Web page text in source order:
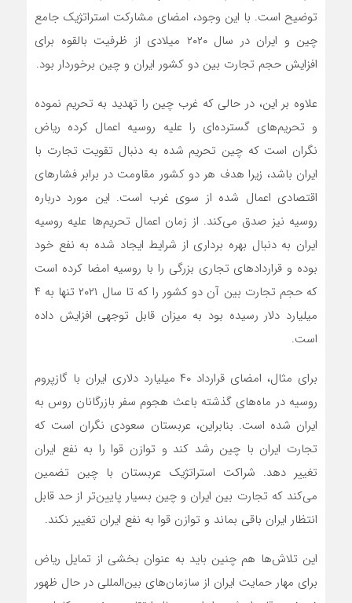
توضیح است. با این وجود، امضای مشارکت استراتژیک جامع
چین و ایران در سال ۲۰۲۰ میلادی از ظرفیت بالقوه برای
افزایش حجم تجارت بین دو کشور ایران و چین برخوردار بود.
علاوه بر این، در حالی که غرب چین را تهدید به تحریم نموده
و تحریم‌های گسترده‌ای را علیه روسیه اعمال کرده ریاض
نگران است که چین تحریم شده به دنبال تقویت تجارت با
ایران باشد، زیرا هدف هر دو کشور مقاومت در برابر فشار‌های
اقتصادی اعمال شده از سوی غرب است. این مورد درباره
روسیه نیز صدق می‌کند. از زمان اعمال تحریم‌ها علیه روسیه
ایران به دنبال بهره برداری از شرایط ایجاد شده به نفع خود
بوده و قرارداد‌های تجاری بزرگی را با روسیه امضا کرده است
که حجم تجارت بین آن دو کشور را که تا سال ۲۰۲۱ تنها به ۴
میلیارد دلار رسیده بود به میزان قابل توجهی افزایش داده
است.
برای مثال، امضای قرارداد ۴۰ میلیارد دلاری ایران با گازپروم
روسیه در ماه‌های گذشته باعث هجوم سفر بازرگانان روس به
ایران شده است. بنابراین، عربستان سعودی نگران است که
تجارت ایران با چین رشد کند و توازن قوا را به نفع ایران
تغییر دهد. شراکت استراتژیک عربستان با چین تضمین
می‌کند که تجارت بین ایران و چین بسیار پایین‌تر از حد قابل
انتظار ایران باقی بماند و توازن قوا به نفع ایران تغییر نکند.
این تلاش‌ها هم چنین باید به عنوان بخشی از تمایل ریاض
برای مهار حمایت ایران از سازمان‌های بین‌المللی در حال ظهور